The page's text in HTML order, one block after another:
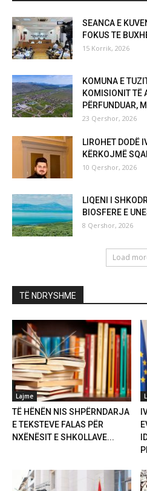
SEANCA E
FOKUS TE
15 Korrik, 2026
KOMUNA E
KOMISIONIT TË
PËRFUNDUAR,
23 Qershor, 2026
LIROHET DODË
KËRKOJMË
10 Qershor, 2026
LIQENI I
BIOSFERE E
8 Qershor, 2026
Load
TË NDRYSHME
Lajme
TË HËNËN NIS SHPËRNDARJA
E TEKSTEVE FALAS PËR
NXËNËSIT E SHKOLLAVE...